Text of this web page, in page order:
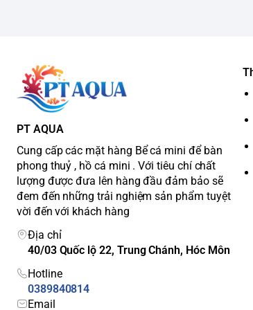
PT AQUA
Cung cấp các mặt hàng Bể cá mini để bàn
phong thuỷ , hồ cá mini . Với tiêu chí chất
lượng được đưa lên hàng đầu đảm bảo sẽ
đem đến những trải nghiệm sản phẩm tuyệt
vời đến với khách hàng
Địa chỉ
40/03 Quốc lộ 22, Trung Chánh, Hóc Môn
Hotline
0389840814
Email